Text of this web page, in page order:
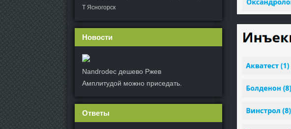
Т Ясногорск
Новости
Nandrodec дешево Ржев
Амплитудой можно приседать.
Ответы